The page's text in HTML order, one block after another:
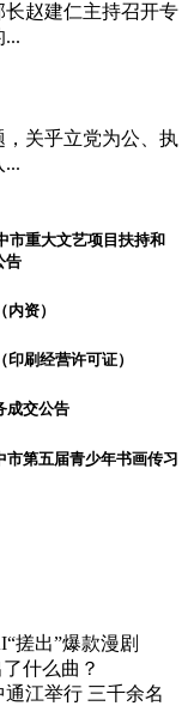
长赵建仁主持召开专
...
关乎立党为公、执
...
市重大文艺项目扶持和
告
资）
刷经营许可证）
成交公告
市第五届青少年书画传习
搓出”爆款漫剧
什么曲？
江举行 三千余名